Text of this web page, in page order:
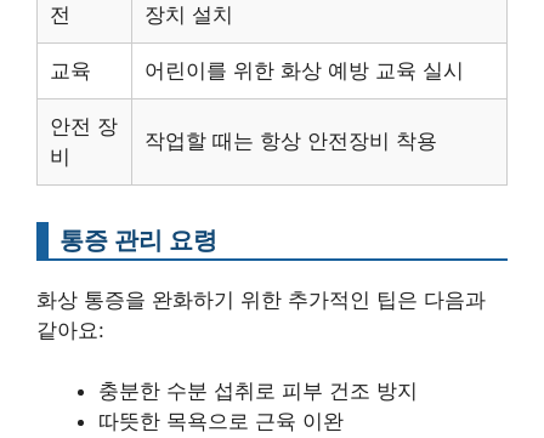
전
장치 설치
교육 어린이를 위한 화상 예방 교육 실시
안전 장
비
작업할 때는 항상 안전장비 착용
통증 관리 요령
화상 통증을 완화하기 위한 추가적인 팁은 다음과
같아요:
충분한 수분 섭취로 피부 건조 방지
따뜻한 목욕으로 근육 이완